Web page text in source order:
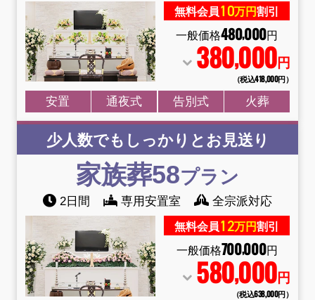
無料会員10万円割引
一般価格480,000円
380,000円
（税込418,000円）
安置 通夜式 告別式 火葬
少人数でもしっかりとお見送り
家族葬58プラン
2日間 専用安置室 全宗派対応
無料会員12万円割引
一般価格700,000円
580,000円
（税込638,000円）